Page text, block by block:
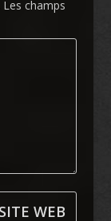
Les champs